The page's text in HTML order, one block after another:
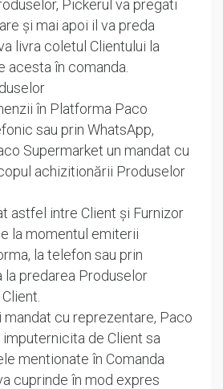
Pickerul va pregati
și mai apoi il va preda
livra coletul Clientului la
acesta în comanda.
în Platforma Paco
sau prin WhatsApp,
Supermarket un mandat cu
achizitionării Produselor
astfel intre Client și Furnizor
la momentul emiterii
la telefon sau prin
la predarea Produselor
cu reprezentare, Paco
de Client sa
mentionate în Comanda
cuprinde în mod expres